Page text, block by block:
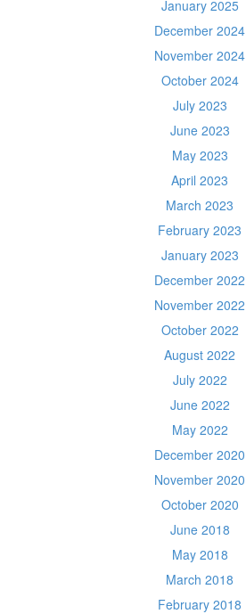
January 2025
December 2024
November 2024
October 2024
July 2023
June 2023
May 2023
April 2023
March 2023
February 2023
January 2023
December 2022
November 2022
October 2022
August 2022
July 2022
June 2022
May 2022
December 2020
November 2020
October 2020
June 2018
May 2018
March 2018
February 2018